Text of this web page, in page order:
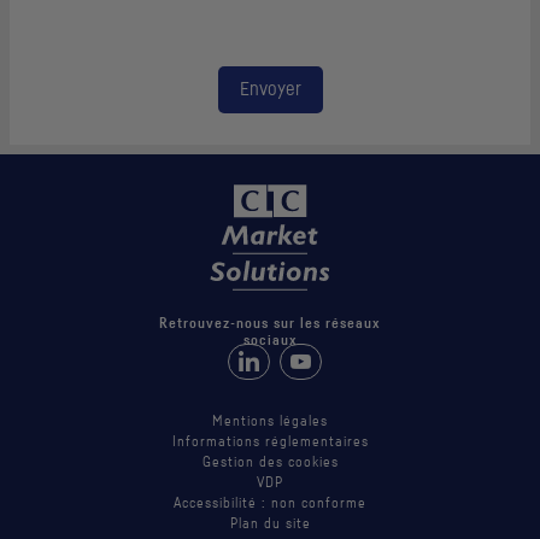
Envoyer
Retrouvez-nous sur les réseaux
sociaux
Retrouvez-nous sur LinkedIn
Suivez-nous sur Youtube
Mentions légales
Informations réglementaires
Gestion des cookies
VDP
Accessibilité : non conforme
Plan du site